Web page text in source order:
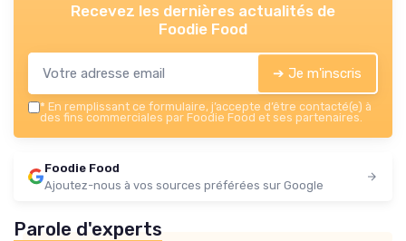
Recevez les dernières actualités de
Foodie Food
➔ Je m'inscris
* En remplissant ce formulaire, j’accepte d’être contacté(e) à
des fins commerciales par Foodie Food et ses partenaires.
Foodie Food
Ajoutez-nous à vos sources préférées sur Google
Parole d'experts